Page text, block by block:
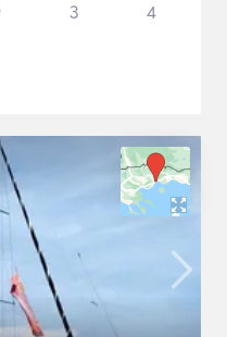
3 4